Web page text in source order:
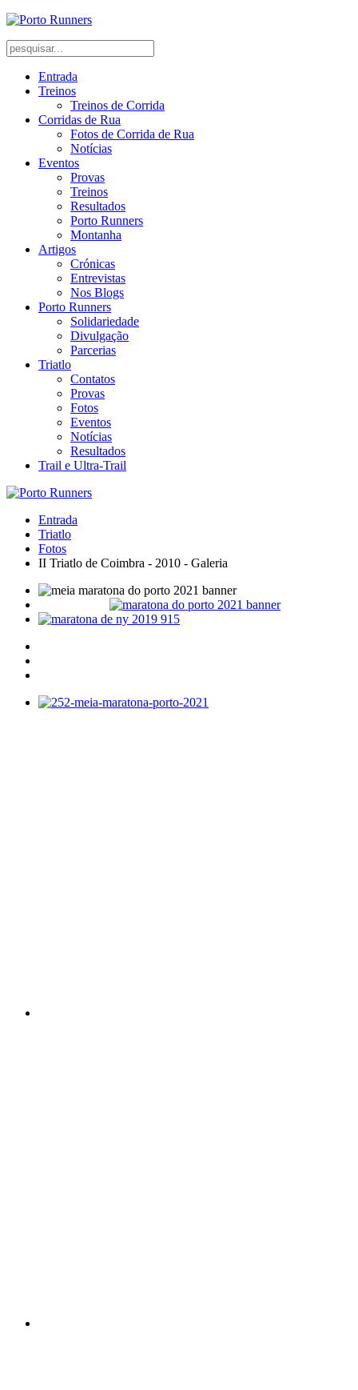
Entrada
Treinos
Treinos de Corrida
Corridas de Rua
Fotos de Corrida de Rua
Notícias
Eventos
Provas
Treinos
Resultados
Porto Runners
Montanha
Artigos
Crónicas
Entrevistas
Nos Blogs
Porto Runners
Solidariedade
Divulgação
Parcerias
Triatlo
Contatos
Provas
Fotos
Eventos
Notícias
Resultados
Trail e Ultra-Trail
Entrada
Triatlo
Fotos
II Triatlo de Coimbra - 2010 - Galeria